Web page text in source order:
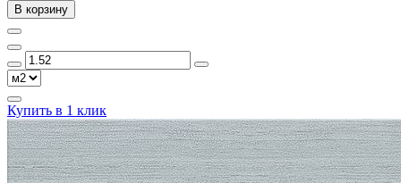
В корзину
Купить в 1 клик